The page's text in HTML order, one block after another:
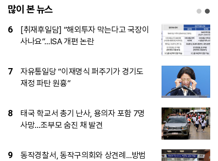
많이 본 뉴스
1
[시승기] 디펜더 110이 증명한 ‘일상형 오
프로더’의 진화
2
“2030은 버스에서 살라고?”…황희 ‘폐버
스 거주’ 제안에 역풍
3
[속보] 카카오, 2026년 임금협약 최종 타
결
4
서울 ‘38도’ 역대 가장 뜨거운 입추…전국